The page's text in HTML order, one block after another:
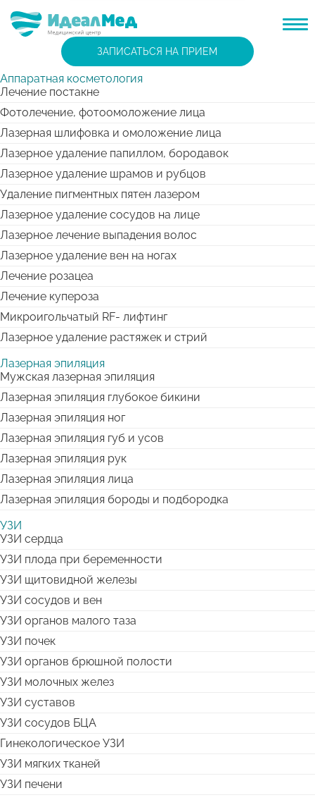
ЗАПИСАТЬСЯ НА ПРИЕМ
Аппаратная косметология
Лечение постакне
Фотолечение, фотоомоложение лица
Лазерная шлифовка и омоложение лица
Лазерное удаление папиллом, бородавок
Лазерное удаление шрамов и рубцов
Удаление пигментных пятен лазером
Лазерное удаление сосудов на лице
Лазерное лечение выпадения волос
Лазерное удаление вен на ногах
Лечение розацеа
Лечение купероза
Микроигольчатый RF- лифтинг
Лазерное удаление растяжек и стрий
Лазерная эпиляция
Мужская лазерная эпиляция
Лазерная эпиляция глубокое бикини
Лазерная эпиляция ног
Лазерная эпиляция губ и усов
Лазерная эпиляция рук
Лазерная эпиляция лица
Лазерная эпиляция бороды и подбородка
УЗИ
УЗИ сердца
УЗИ плода при беременности
УЗИ щитовидной железы
УЗИ сосудов и вен
УЗИ органов малого таза
УЗИ почек
УЗИ органов брюшной полости
УЗИ молочных желез
УЗИ суставов
УЗИ сосудов БЦА
Гинекологическое УЗИ
УЗИ мягких тканей
УЗИ печени